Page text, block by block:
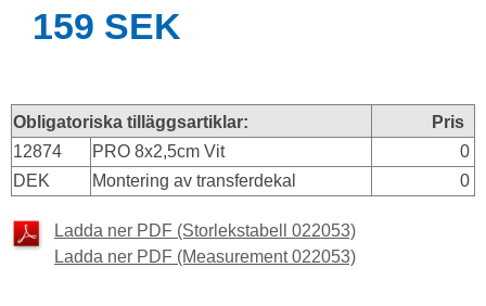
159 SEK
Obligatoriska tilläggsartiklar:
Pris
12874
PRO 8x2,5cm Vit
0
DEK
Montering av transferdekal 0
Ladda ner PDF (Storlekstabell 022053)
Ladda ner PDF (Measurement 022053)